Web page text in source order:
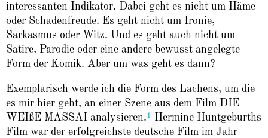
interessanten Indikator. Dabei geht es nicht um Häme
oder Schadenfreude. Es geht nicht um Ironie,
Sarkasmus oder Witz. Und es geht auch nicht um
Satire, Parodie oder eine andere bewusst angelegte
Form der Komik. Aber um was geht es dann?
Exemplarisch werde ich die Form des Lachens, um die
es mir hier geht, an einer Szene aus dem Film DIE
WEIßE MASSAI analysieren.1
Hermine Huntgeburths
Film war der erfolgreichste deutsche Film im Jahr